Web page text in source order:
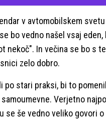
v avtomobilskem
bo vedno našel vsaj
nekoč". In večina se bo s
zelo dobro.
po stari praksi, bi to
Verjetno
se še vedno veliko govori